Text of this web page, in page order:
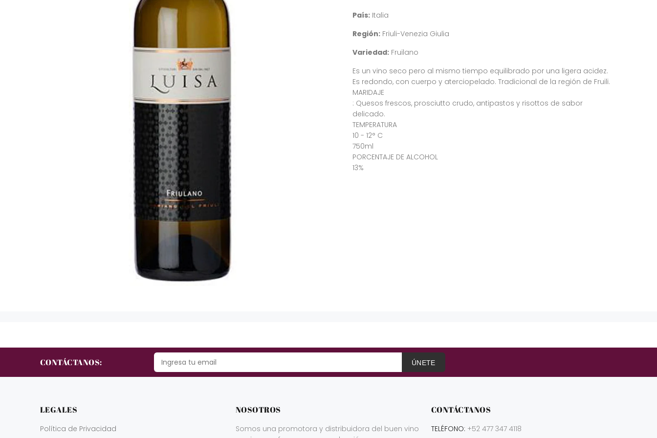
País: Italia
Región: Friuli-Venezia Giulia
Variedad: Fruilano
Es un vino seco pero al mismo tiempo equilibrado por una ligera acidez.
Es redondo, con cuerpo y aterciopelado. Tradicional de la región de Fruili.
MARIDAJE
: Quesos frescos, prosciutto crudo, antipastos y risottos de sabor
delicado.
TEMPERATURA
10 - 12° C
750ml
PORCENTAJE DE ALCOHOL
13%
CONTÁCTANOS: ÚNETE
LEGALES
Política de Privacidad
NOSOTROS
Somos una promotora y distribuidora del buen vino
CONTÁCTANOS
TELÉFONO: +52 477 347 4118